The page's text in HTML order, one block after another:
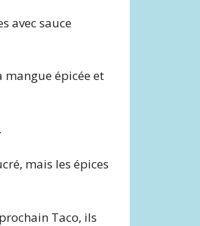
avec sauce
mangue épicée et
mais les épices
Taco, ils